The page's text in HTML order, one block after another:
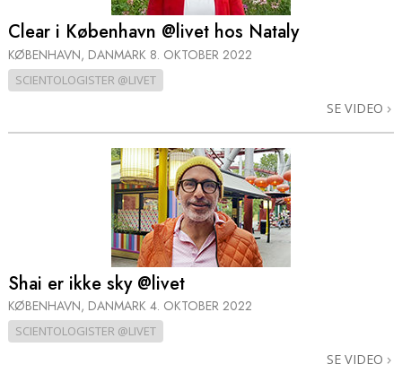
Clear i København @livet hos Nataly
KØBENHAVN, DANMARK 8. OKTOBER 2022
SCIENTOLOGISTER @LIVET
SE VIDEO
Shai er ikke sky @livet
KØBENHAVN, DANMARK 4. OKTOBER 2022
SCIENTOLOGISTER @LIVET
SE VIDEO